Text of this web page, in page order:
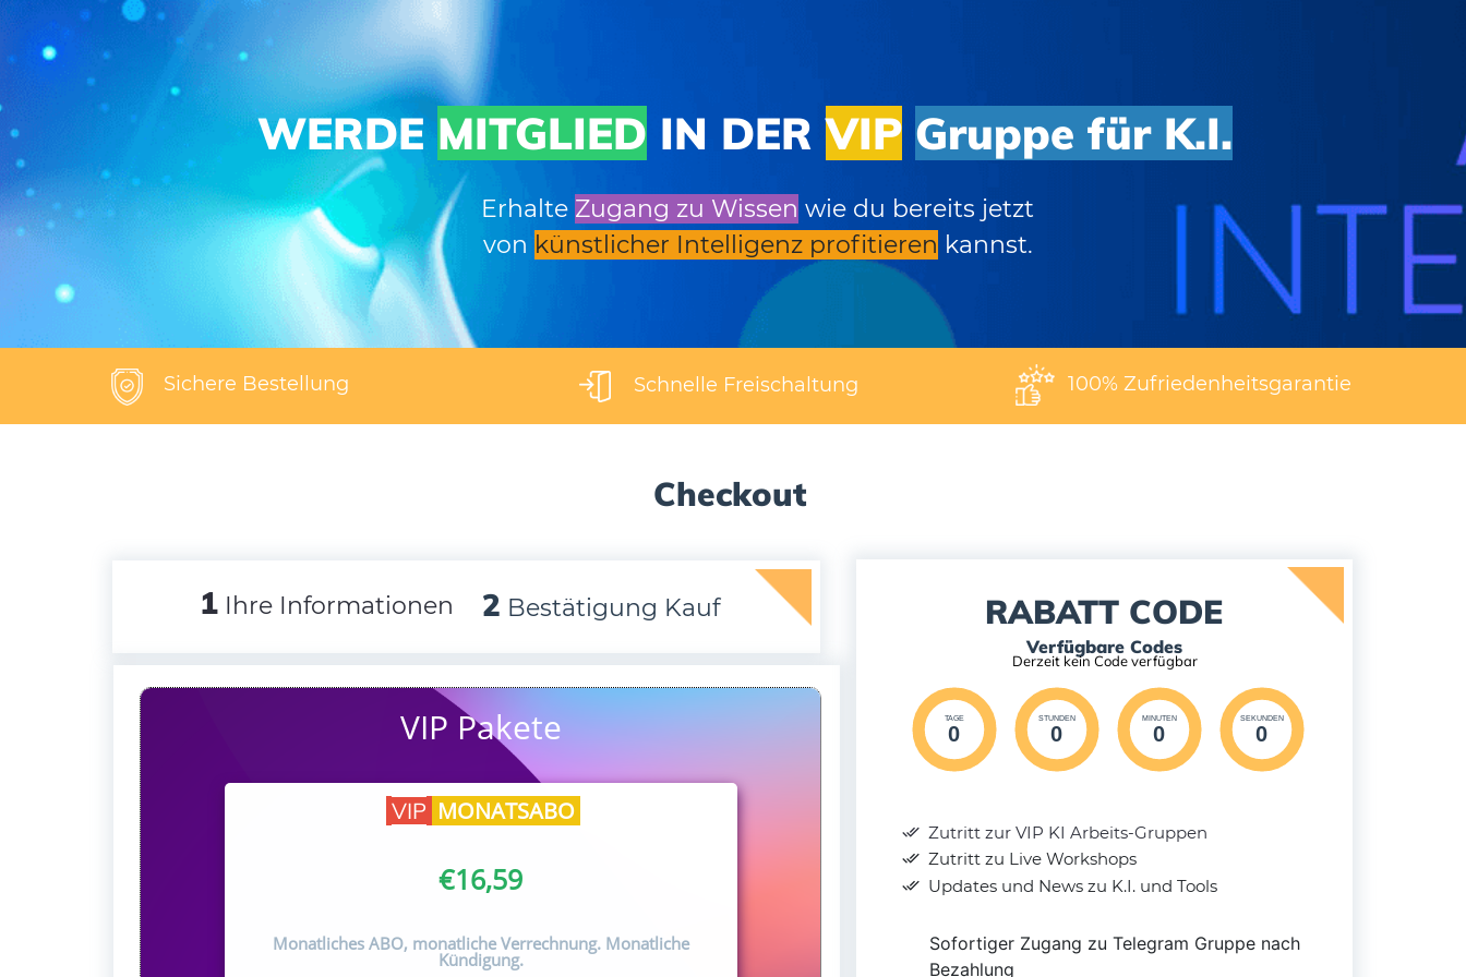
WERDE MITGLIED IN DERVIP Gruppe für K.I.
Erhalte Zugang zu Wissen wie du bereits jetzt
von künstlicher Intelligenz profitieren kannst.
Sichere Bestellung Schnelle Freischaltung 100% Zufriedenheitsgarantie
Checkout
1 Ihre Informationen 2 Bestätigung Kauf RABATT CODE
Verfügbare Codes
TAGE
0
STUNDEN
0
MINUTEN
0
SEKUNDEN
0
Zutritt zur VIP KI Arbeits-Gruppen
Zutritt zu Live Workshops
Updates und News zu K.I. und Tools
Sofortiger Zugang zu Telegram Gruppe nach
Bezahlung
Derzeit kein Code verfügbar